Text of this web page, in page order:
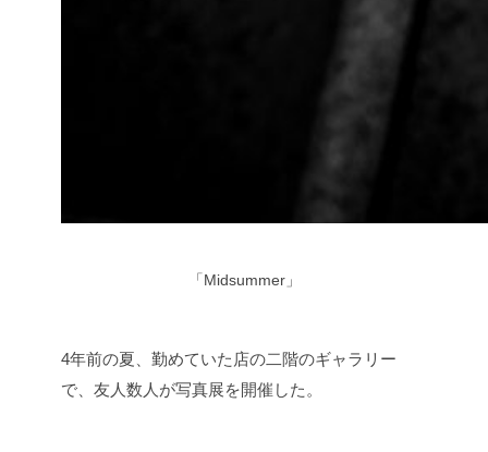
「Midsummer」
4年前の夏、勤めていた店の二階のギャラリー
で、友人数人が写真展を開催した。